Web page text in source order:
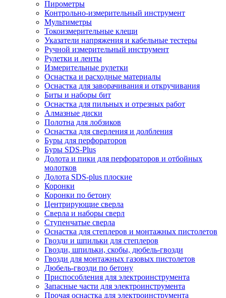
Пирометры
Контрольно-измерительный инструмент
Мультиметры
Токоизмерительные клещи
Указатели напряжения и кабельные тестеры
Ручной измерительный инструмент
Рулетки и ленты
Измерительные рулетки
Оснастка и расходные материалы
Оснастка для заворачивания и откручивания
Биты и наборы бит
Оснастка для пильных и отрезных работ
Алмазные диски
Полотна для лобзиков
Оснастка для сверления и долбления
Буры для перфораторов
Буры SDS-Plus
Долота и пики для перфораторов и отбойных
молотков
Долота SDS-plus плоские
Коронки
Коронки по бетону
Центрирующие сверла
Сверла и наборы сверл
Ступенчатые сверла
Оснастка для степлеров и монтажных пистолетов
Гвозди и шпильки для степлеров
Гвозди, шпильки, скобы, дюбель-гвозди
Гвозди для монтажных газовых пистолетов
Дюбель-гвозди по бетону
Приспособления для электроинструмента
Запасные части для электроинструмента
Прочая оснастка для электроинструмента